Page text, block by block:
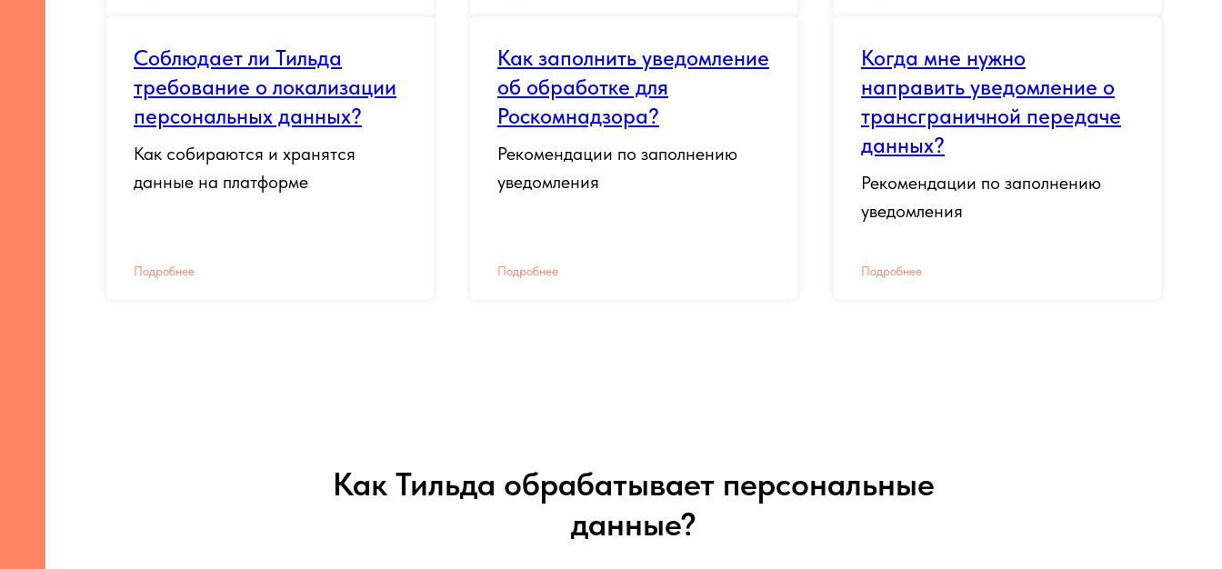
Соблюдает ли Тильда
требование о локализации
персональных данных?
Как собираются и хранятся
данные на платформе
Подробнее
Как заполнить уведомление
об обработке для
Роскомнадзора?
Рекомендации по заполнению
уведомления
Подробнее
Когда мне нужно
направить уведомление о
трансграничной передаче
данных?
Рекомендации по заполнению
уведомления
Подробнее
Как Тильда обрабатывает персональные
данные?